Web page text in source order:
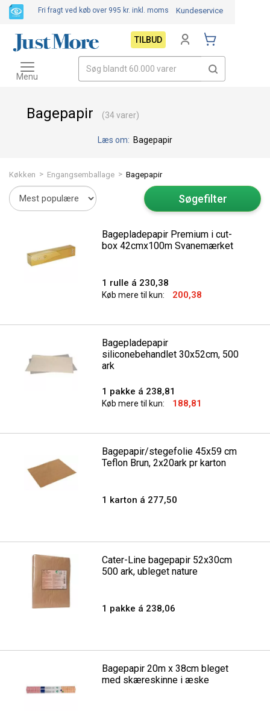
Bagepapir (34 varer)
Læs om: Bagepapir
Køkken > Engangsemballage > Bagepapir
Søgefilter
Bagepladepapir Premium i cut-
box 42cmx100m Svanemærket
1 rulle á 230,38
Køb mere til kun: 200,38
Bagepladepapir
siliconebehandlet 30x52cm, 500
ark
1 pakke á 238,81
Køb mere til kun: 188,81
Bagepapir/stegefolie 45x59 cm
Teflon Brun, 2x20ark pr karton
1 karton á 277,50
Cater-Line bagepapir 52x30cm
500 ark, ubleget nature
1 pakke á 238,06
Bagepapir 20m x 38cm bleget
med skæreskinne i æske
Fri fragt ved køb over 995 kr. inkl. moms Kundeservice
TILBUD
Toggle
navigation
Menu